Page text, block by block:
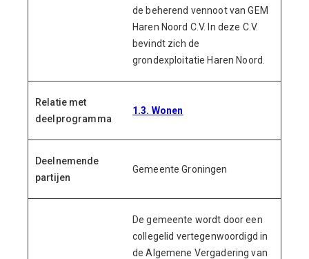
de beherend vennoot van GEM
Haren Noord C.V. In deze C.V.
bevindt zich de
grondexploitatie Haren Noord.
Relatie met
deelprogramma
1.3. Wonen
Deelnemende
partijen
Gemeente Groningen
De gemeente wordt door een
collegelid vertegenwoordigd in
de Algemene Vergadering van